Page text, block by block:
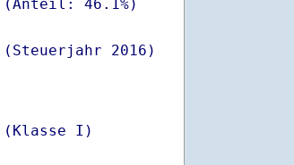
(Steuerjahr 2016)
I)